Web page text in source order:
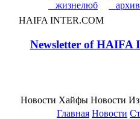
жизнелюб
архив
HAIFA INTER.COM
Newsletter of HAIFA
Новости Хайфы Новости
Главная Новости